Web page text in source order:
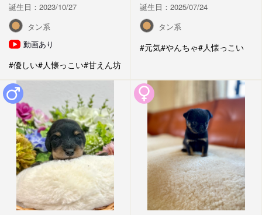
誕生日：2023/10/27
タン系
動画あり
#優しい#人懐っこい#甘えん坊
誕生日：2025/07/24
タン系
#元気#やんちゃ#人懐っこい